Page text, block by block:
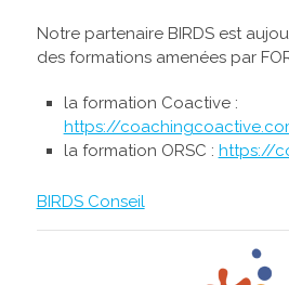
Notre partenaire BIRDS est
des formations amenées par
la formation Coactive :
https://
la formation ORSC : https://
BIRDS Conseil